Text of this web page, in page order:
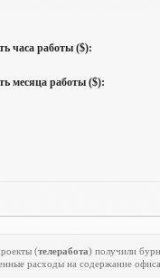
часа работы ($):
месяца работы ($):
(телеработа) получили
расходы на содержание